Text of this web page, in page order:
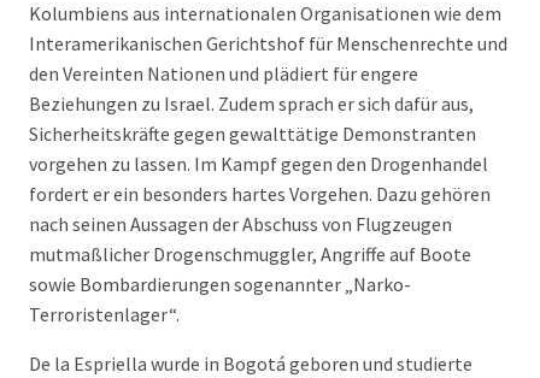
Kolumbiens aus internationalen Organisationen wie dem
Interamerikanischen Gerichtshof für Menschenrechte und
den Vereinten Nationen und plädiert für engere
Beziehungen zu Israel. Zudem sprach er sich dafür aus,
Sicherheitskräfte gegen gewalttätige Demonstranten
vorgehen zu lassen. Im Kampf gegen den Drogenhandel
fordert er ein besonders hartes Vorgehen. Dazu gehören
nach seinen Aussagen der Abschuss von Flugzeugen
mutmaßlicher Drogenschmuggler, Angriffe auf Boote
sowie Bombardierungen sogenannter „Narko-
Terroristenlager“.
De la Espriella wurde in Bogotá geboren und studierte